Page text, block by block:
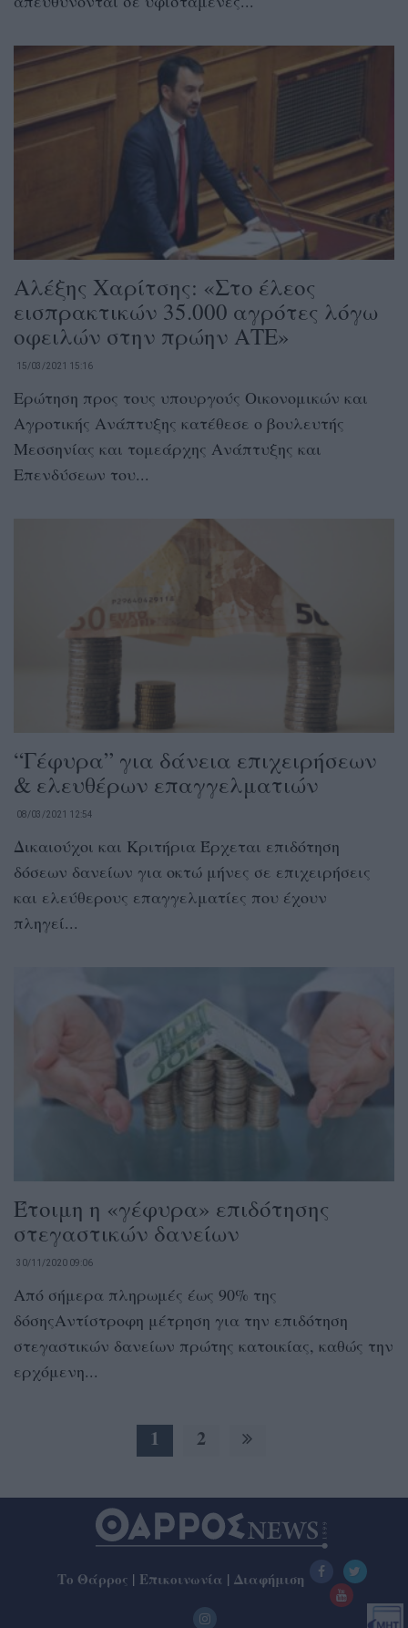
Αλέξης Χαρίτσης: «Στο έλεος
εισπρακτικών 35.000 αγρότες λόγω
οφειλών στην πρώην ΑΤΕ»
15/03/2021 15:16
Ερώτηση προς τους υπουργούς Οικονομικών και
Αγροτικής Ανάπτυξης κατέθεσε ο βουλευτής
Μεσσηνίας και τομεάρχης Ανάπτυξης και
Επενδύσεων του...
“Γέφυρα” για δάνεια επιχειρήσεων
& ελευθέρων επαγγελματιών
08/03/2021 12:54
Δικαιούχοι και Κριτήρια Έρχεται επιδότηση
δόσεων δανείων για οκτώ μήνες σε επιχειρήσεις
και ελεύθερους επαγγελματίες που έχουν
πληγεί...
Έτοιμη η «γέφυρα» επιδότησης
στεγαστικών δανείων
30/11/2020 09:06
Από σήμερα πληρωμές έως 90% της
δόσηςΑντίστροφη μέτρηση για την επιδότηση
στεγαστικών δανείων πρώτης κατοικίας, καθώς την
ερχόμενη...
1 2
Το Θάρρος | Επικοινωνία | Διαφήμιση